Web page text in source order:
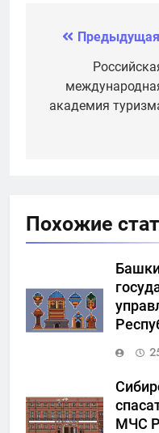
Навигация
записям
академия
Похожие
МЧС